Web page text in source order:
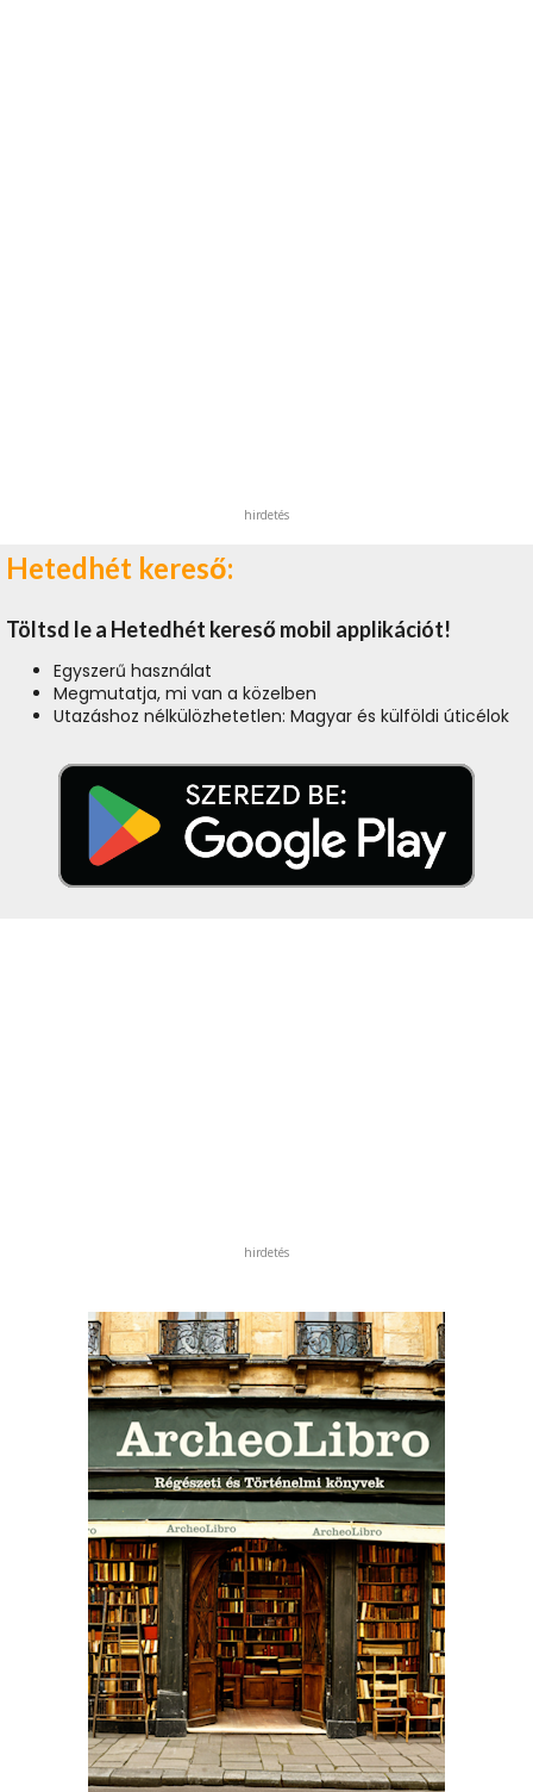
hirdetés
Hetedhét kereső:
Töltsd le a Hetedhét kereső mobil applikációt!
Egyszerű használat
Megmutatja, mi van a közelben
Utazáshoz nélkülözhetetlen: Magyar és külföldi úticélok
hirdetés